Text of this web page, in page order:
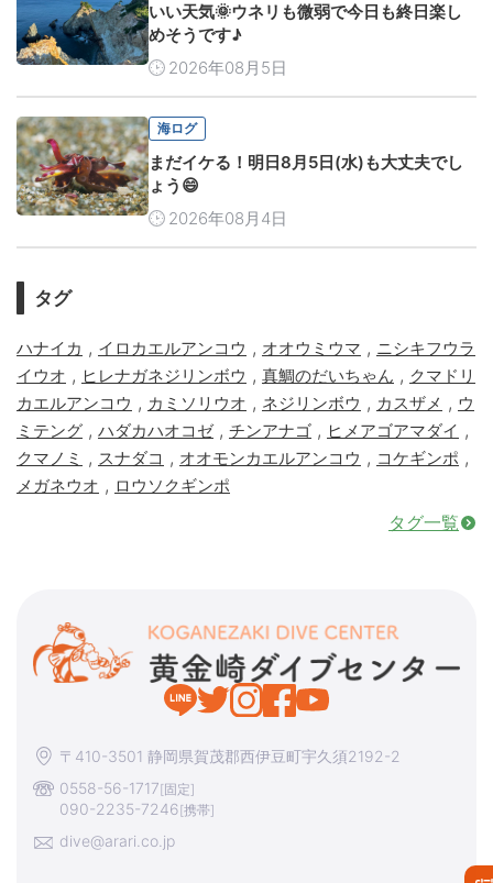
いい天気🌞ウネリも微弱で今日も終日楽し
めそうです♪
2026年08月5日
海ログ
まだイケる！明日8月5日(水)も大丈夫でし
ょう😄
2026年08月4日
タグ
ハナイカ , イロカエルアンコウ , オオウミウマ , ニシキフウラ
イウオ , ヒレナガネジリンボウ , 真鯛のだいちゃん , クマドリ
カエルアンコウ , カミソリウオ , ネジリンボウ , カスザメ , ウ
ミテング , ハダカハオコゼ, チンアナゴ , ヒメアゴアマダイ ,
クマノミ , スナダコ , オオモンカエルアンコウ , コケギンポ ,
メガネウオ , ロウソクギンポ
タグ一覧
〒410-3501 静岡県賀茂郡西伊豆町宇久須2192-2
0558-56-1717[固定]
090-2235-7246[携帯]
dive@arari.co.jp